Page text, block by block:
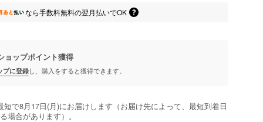
なら手数料無料の翌月払いでOK
ョップポイント獲得
プに登録し、購入をすると獲得できます。
短で8月17日(月)にお届けします（お届け先によって、最短到着日
場合があります）。